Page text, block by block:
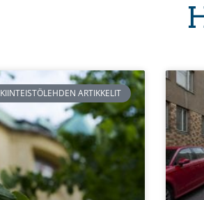
KIINTEISTÖLEHDEN ARTIKKELIT